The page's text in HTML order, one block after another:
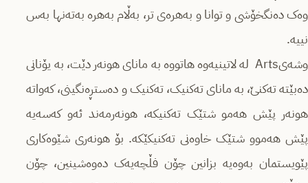
وەک دەنگخۆشی و توانا و بەهرەی تر، بەڵام بەهرە بەتەنها بەس
نییە.
وشەیArts لە لاتینیەوە هاتووە بە مانای هونەر دێت، بە یۆنانی
دەبێتە تەکنێ، بە مانای تەکنیک، تەکنیک و دەستڕەنگینی، کەواتە
هونەر پێش هەمو شتێک تەکنیکە، هونەرمەند ئەو کەسەیە
پێش هەموو شتێک خاوەنی تەکنیکێکە. بۆ هونەری شێوەکاری
پێویستمان بەوەیە بزانین چۆن فڵچەیەک دەوەشینین، چۆن